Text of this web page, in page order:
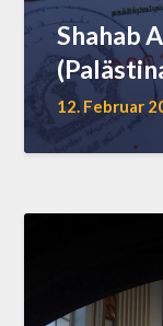
Shahab
12. Februar